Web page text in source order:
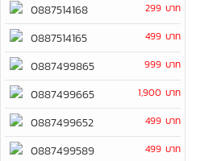
0887514168 299 บาท
0887514165 499 บาท
0887499865 999 บาท
0887499665 1,900 บาท
0887499652 499 บาท
0887499589 499 บาท